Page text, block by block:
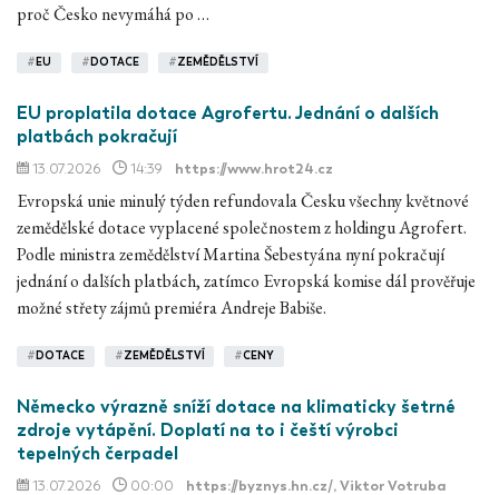
proč Česko nevymáhá po …
# EU # DOTACE #ZEMĚDĚLSTVÍ
EU proplatila dotace Agrofertu. Jednání o dalších
platbách pokračují
13.07.2026 14:39 https://www.hrot24.cz
Evropská unie minulý týden refundovala Česku všechny květnové
zemědělské dotace vyplacené společnostem z holdingu Agrofert.
Podle ministra zemědělství Martina Šebestyána nyní pokračují
jednání o dalších platbách, zatímco Evropská komise dál prověřuje
možné střety zájmů premiéra Andreje Babiše.
# DOTACE #ZEMĚDĚLSTVÍ #CENY
Německo výrazně sníží dotace na klimaticky šetrné
zdroje vytápění. Doplatí na to i čeští výrobci
tepelných čerpadel
13.07.2026 00:00 https://byznys.hn.cz/, Viktor Votruba